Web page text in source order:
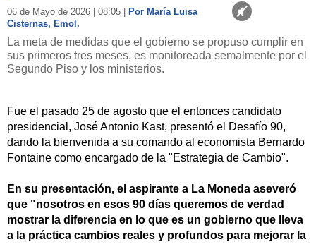
06 de Mayo de 2026 | 08:05 |
Por María Luisa
Cisternas, Emol.
La meta de medidas que el gobierno se propuso cumplir en
sus primeros tres meses, es monitoreada semalmente por el
Segundo Piso y los ministerios.
Fue el pasado 25 de agosto que el entonces candidato
presidencial, José Antonio Kast, presentó el Desafío 90,
dando la bienvenida a su comando al economista Bernardo
Fontaine como encargado de la "Estrategia de Cambio".
En su presentación, el aspirante a La Moneda aseveró
que "nosotros en esos 90 días queremos de verdad
mostrar la diferencia en lo que es un gobierno que lleva
a la práctica cambios reales y profundos para mejorar la